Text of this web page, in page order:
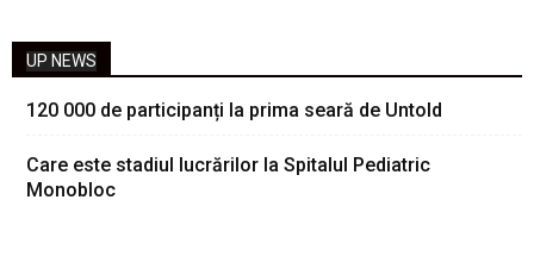
UP NEWS
120 000 de participanți la prima seară de Untold
Care este stadiul lucrărilor la Spitalul Pediatric
Monobloc